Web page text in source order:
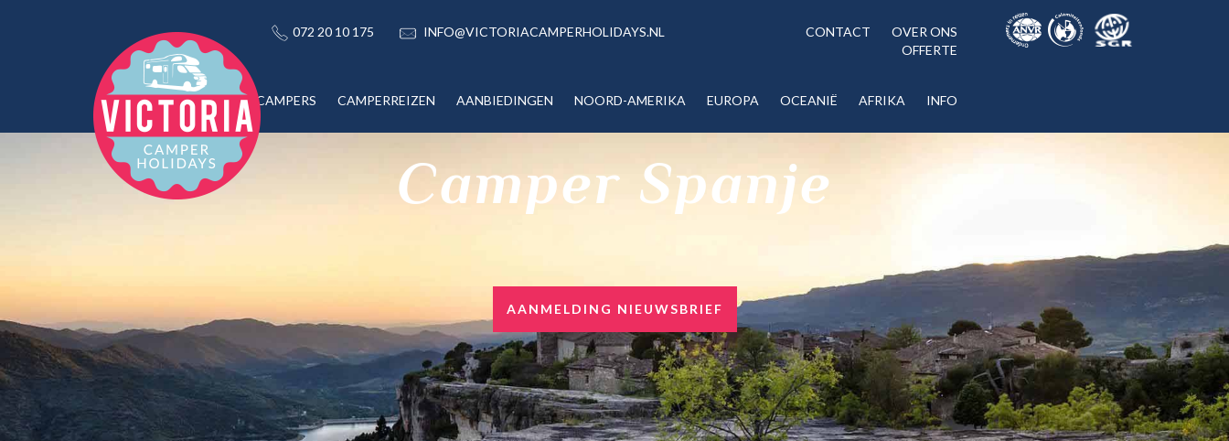
072 20 10 175 INFO@VICTORIACAMPERHOLIDAYS.NL CONTACT
OVER ONS
OFFERTE
CAMPERS CAMPERREIZEN AANBIEDINGEN NOORD-AMERIKA EUROPA OCEANIË AFRIKA INFO
Camper Spanje
AANMELDING NIEUWSBRIEF